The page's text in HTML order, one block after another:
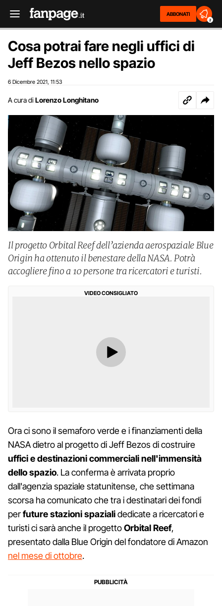
ABBONATI
2
Cosa potrai fare negli uffici di
Jeff Bezos nello spazio
6 Dicembre 2021 11:53
A cura di Lorenzo Longhitano
Il progetto Orbital Reef dell’azienda aerospaziale Blue
Origin ha ottenuto il benestare della NASA. Potrà
accogliere fino a 10 persone tra ricercatori e turisti.
VIDEO CONSIGLIATO
Ora ci sono il semaforo verde e i finanziamenti della
NASA dietro al progetto di Jeff Bezos di costruire
uffici e destinazioni commerciali nell'immensità
dello spazio. La conferma è arrivata proprio
dall'agenzia spaziale statunitense, che settimana
scorsa ha comunicato che tra i destinatari dei fondi
perfuture stazioni spazialidedicate a ricercatori e
turisti ci sarà anche il progettoOrbital Reef,
presentato dalla Blue Origin del fondatore di Amazon
nel mese di ottobre.